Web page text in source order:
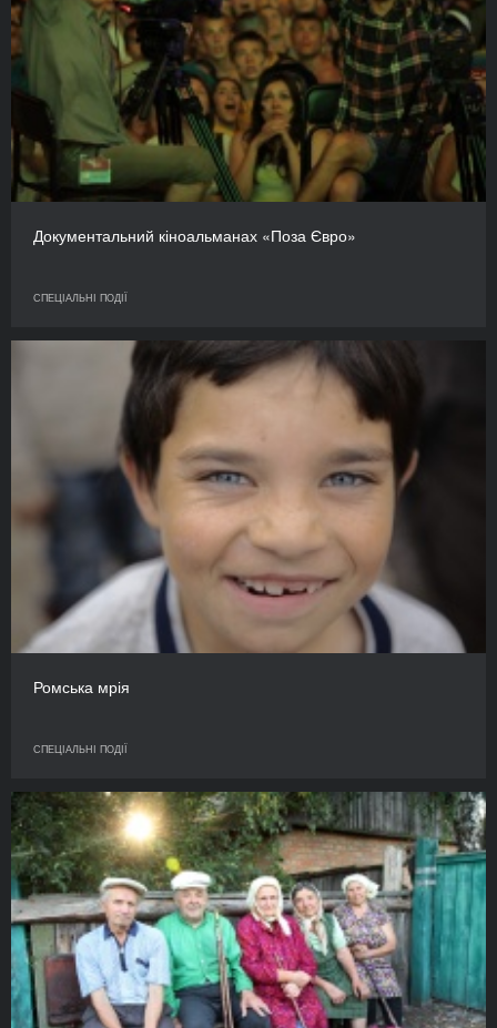
Документальний кіноальманах «Поза Євро»
СПЕЦІАЛЬНІ ПОДІЇ
Ромська мрія
СПЕЦІАЛЬНІ ПОДІЇ